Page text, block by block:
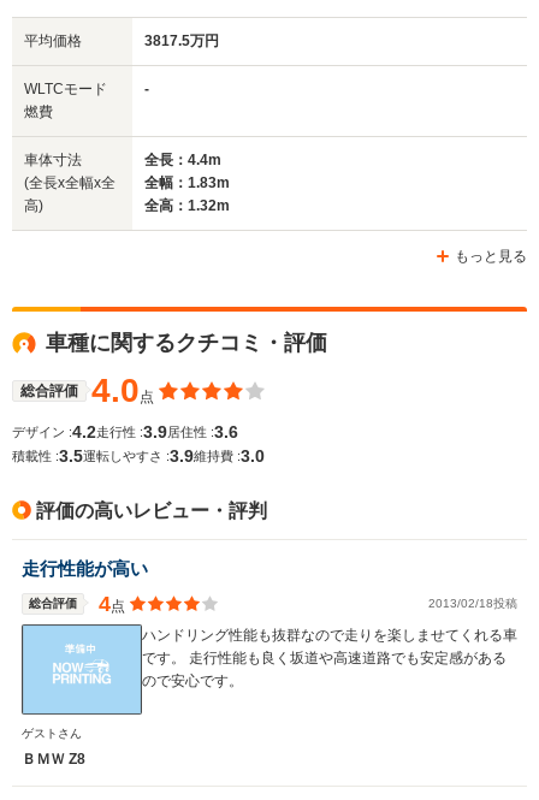
サイズ
(全長x全幅x全高)
WLTCモード
燃費
排気量
駆動方式
-m
-
2793～2979cc
FR
-
平均価格 3817.5万円
WLTCモード
燃費
-
車体寸法
(全長x全幅x全
高)
全長：4.4m
全幅：1.83m
全高：1.32m
もっと見る
車種に関するクチコミ・評価
総合評価 4.0点
デザイン :4.2走行性 :3.9居住性 :3.6
積載性 :3.5運転しやすさ :3.9維持費 :3.0
評価の高いレビュー・評判
走行性能が高い
総合評価 4点 2013/02/18投稿
ハンドリング性能も抜群なので走りを楽しませてくれる車
です。 走行性能も良く坂道や高速道路でも安定感がある
ので安心です。
ゲストさん
ＢＭＷ Z8